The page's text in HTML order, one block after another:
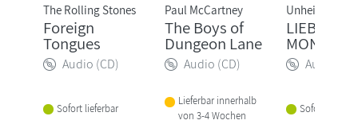
The Rolling Stones
Foreign
Tongues
Audio (CD)
Sofort lieferbar
Paul McCartney
The Boys of
Dungeon Lane
Audio (CD)
Lieferbar innerhalb
von 3-4 Wochen
Unheilig
LIEBE
MONSTER
Audio
Sofort